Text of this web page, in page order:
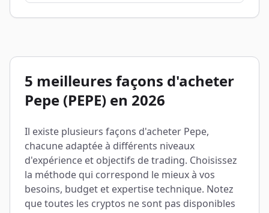
5 meilleures façons d'acheter
Pepe (PEPE) en 2026
Il existe plusieurs façons d'acheter Pepe,
chacune adaptée à différents niveaux
d'expérience et objectifs de trading. Choisissez
la méthode qui correspond le mieux à vos
besoins, budget et expertise technique. Notez
que toutes les cryptos ne sont pas disponibles